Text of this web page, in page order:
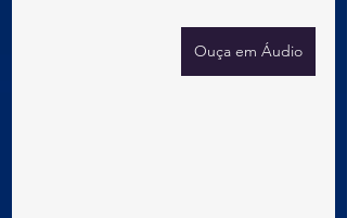
Ouça em Áudio